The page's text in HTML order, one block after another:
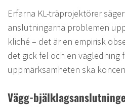
Erfarna KL-träprojektörer
anslutningarna problemen
kliché – det är en empirisk
det gick fel och en vägledning
uppmärksamheten ska
Vägg-